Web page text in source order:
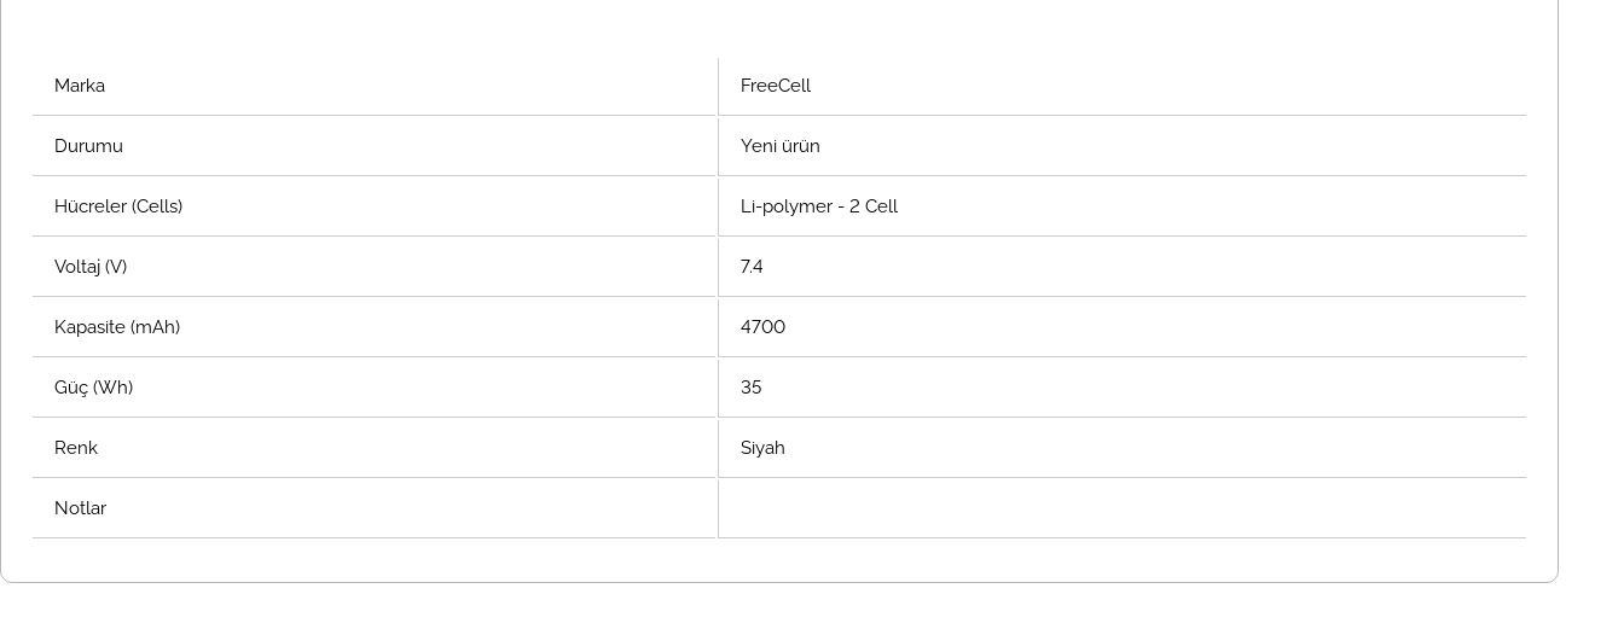
Marka FreeCell
Durumu Yeni ürün
Hücreler (Cells) Li-polymer - 2 Cell
Voltaj (V) 7.4
Kapasite (mAh) 4700
Güç (Wh) 35
Renk Siyah
Notlar